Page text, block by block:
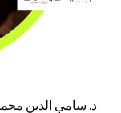
د. سامي الدين